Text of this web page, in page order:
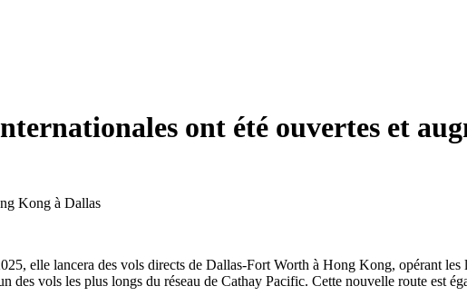
ont été ouvertes et
Kong à Dallas
elle lancera des vols directs de Dallas-Fort Worth à Hong Kong, opérant
des vols les plus longs du réseau de Cathay Pacific. Cette nouvelle route est